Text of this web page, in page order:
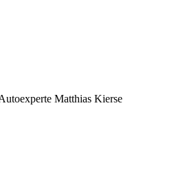
Matthias Kierse